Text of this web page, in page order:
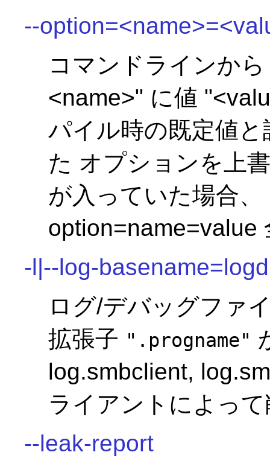
--
コマンドラインか
<name>" に値
パイル時の既定値
た オプションを上
が入っていた場合
option=name=value
-l|--log-
ログ/デバッグファ
拡張子 ".progname"
log.smbclient,
ライアントによっ
--leak-report